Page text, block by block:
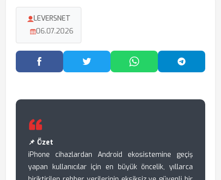
LEVERSNET
06.07.2026
Facebook'ta PaylaşTwitter'da PaylaşWhatsApp'ta Paylaş
📌 Özet
iPhone cihazlardan Android ekosistemine geçiş
yapan kullanıcılar için en büyük öncelik, yıllarca